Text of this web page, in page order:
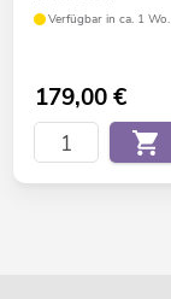
Verfügbar in ca. 1 Wo.
179,00€